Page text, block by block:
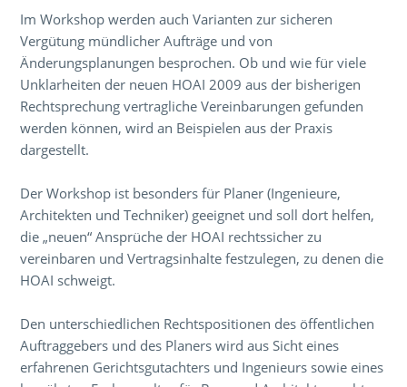
Im Workshop werden auch Varianten zur sicheren
Vergütung mündlicher Aufträge und von
Änderungsplanungen besprochen. Ob und wie für viele
Unklarheiten der neuen HOAI 2009 aus der bisherigen
Rechtsprechung vertragliche Vereinbarungen gefunden
werden können, wird an Beispielen aus der Praxis
dargestellt.
Der Workshop ist besonders für Planer (Ingenieure,
Architekten und Techniker) geeignet und soll dort helfen,
die „neuen“ Ansprüche der HOAI rechtssicher zu
vereinbaren und Vertragsinhalte festzulegen, zu denen die
HOAI schweigt.
Den unterschiedlichen Rechtspositionen des öffentlichen
Auftraggebers und des Planers wird aus Sicht eines
erfahrenen Gerichtsgutachters und Ingenieurs sowie eines